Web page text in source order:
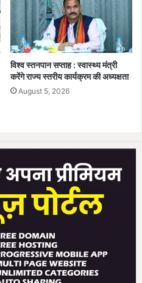
विश्व स्तनपान सप्ताह : स्वास्थ्य मंत्री
करेंगे राज्य स्तरीय कार्यक्रम की अध्यक्षता
August 5, 2026